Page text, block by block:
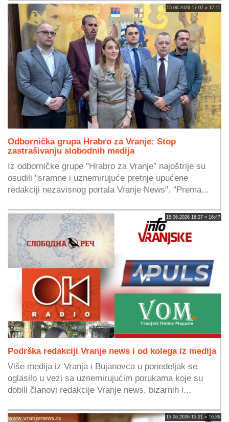
15.06.2026 17:07 » 17:11
Odbornička grupa Hrabro za Vranje: Stop
zastrašivanju slobodnih medija
Iz odborničke grupe "Hrabro za Vranje" najoštrije su
osudili "sramne i uznemirujuće pretnje upućene
redakciji nezavisnog portala Vranje News". "Prema...
15.06.2026 16:27 » 16:47
Podrška redakciji Vranje news i od kolega iz medija
Više medija iz Vranja i Bujanovca u ponedeljak se
oglasilo u vezi sa uznemirujućim porukama koje su
dobili članovi redakcije Vranje news, bizarnih i...
15.06.2026 15:21 » 16:36